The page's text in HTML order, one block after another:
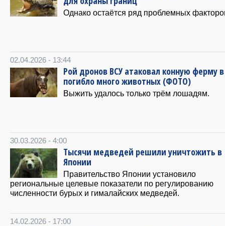
Однако остаётся ряд проблемных
02.04.2026 - 13:44
Рой дронов ВСУ атаковал конную ферму
погибло много животных (ФОТО)
Выжить удалось только трём лошадям.
30.03.2026 - 4:00
Тысячи медведей решили уничтожить в
Японии
Правительство Японии установило
региональные целевые показатели по регулированию
численности бурых и гималайских медведей.
14.02.2026 - 17:00